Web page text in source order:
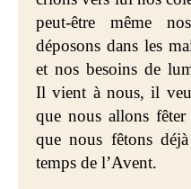
peut-être même
déposons dans les
et nos besoins de
Il vient à nous, il
que nous allons
que nous fêtons
temps de l’Avent.